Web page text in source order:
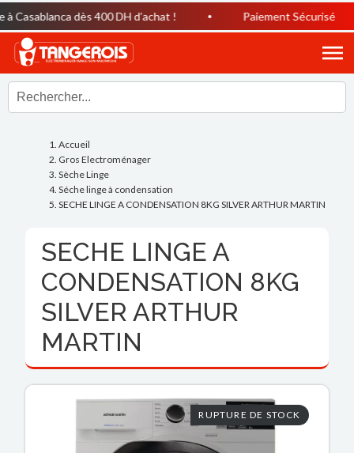
dès 400 DH d’achat ! Paiement Sécurisé
Accueil
Gros Electroménager
Sèche Linge
Séche linge à condensation
SECHE LINGE A CONDENSATION 8KG SILVER ARTHUR MARTIN
SECHE LINGE A
CONDENSATION 8KG
SILVER ARTHUR
MARTIN
RUPTURE DE STOCK